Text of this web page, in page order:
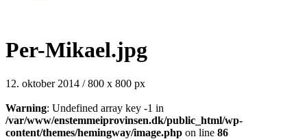
Per-Mikael.jpg
12. oktober 2014 /800 x 800 px
Warning: Undefined array key -1 in
/var/www/enstemmeiprovinsen.dk/public_html/wp-
content/themes/hemingway/image.php on line 86